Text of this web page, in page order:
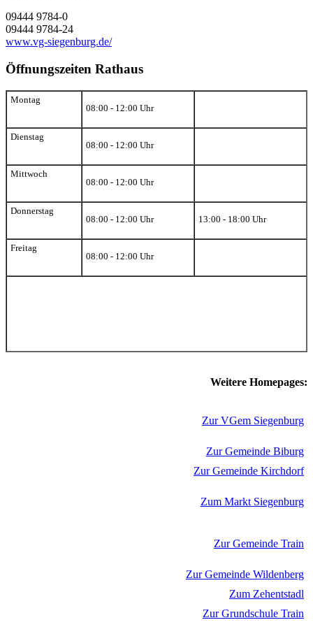
09444 9784-0
09444 9784-24
www.vg-siegenburg.de/
Öffnungszeiten Rathaus
Montag
08:00 - 12:00 Uhr
Dienstag
08:00 - 12:00 Uhr
Mittwoch
08:00 - 12:00 Uhr
Donnerstag
08:00 - 12:00 Uhr
13:00 - 18:00 Uhr
Freitag
08:00 - 12:00 Uhr
Weitere Homepages:
Zur VGem Siegenburg
Zur Gemeinde Biburg
Zur Gemeinde Kirchdorf
Zum Markt Siegenburg
Zur Gemeinde Train
Zur Gemeinde Wildenberg
Zum Zehentstadl
Zur Grundschule Train